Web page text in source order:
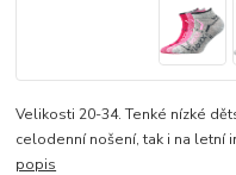
Velikosti 20-34. Tenké nízké
celodenní nošení, tak i na letní
popis